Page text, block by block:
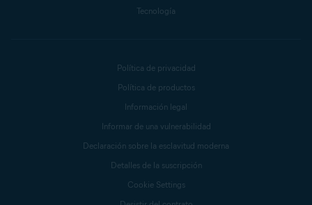
Tecnología
Política de privacidad
Política de productos
Información legal
Informar de una vulnerabilidad
Declaración sobre la esclavitud moderna
Detalles de la suscripción
Cookie Settings